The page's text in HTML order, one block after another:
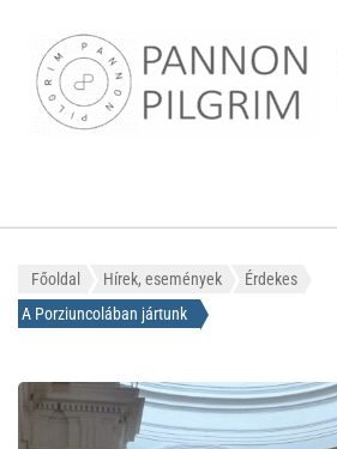
Főoldal Hírek, események
Érdekes
A Porziuncolában jártunk